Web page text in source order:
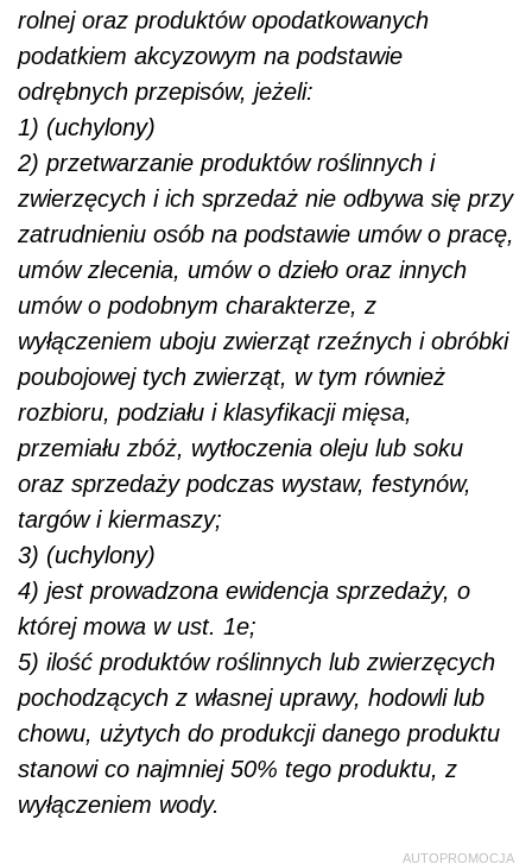
rolnej oraz produktów opodatkowanych
podatkiem akcyzowym na podstawie
odrębnych przepisów, jeżeli:
1) (uchylony)
2) przetwarzanie produktów roślinnych i
zwierzęcych i ich sprzedaż nie odbywa się przy
zatrudnieniu osób na podstawie umów o pracę,
umów zlecenia, umów o dzieło oraz innych
umów o podobnym charakterze, z
wyłączeniem uboju zwierząt rzeźnych i obróbki
poubojowej tych zwierząt, w tym również
rozbioru, podziału i klasyfikacji mięsa,
przemiału zbóż, wytłoczenia oleju lub soku
oraz sprzedaży podczas wystaw, festynów,
targów i kiermaszy;
3) (uchylony)
4) jest prowadzona ewidencja sprzedaży, o
której mowa w ust. 1e;
5) ilość produktów roślinnych lub zwierzęcych
pochodzących z własnej uprawy, hodowli lub
chowu, użytych do produkcji danego produktu
stanowi co najmniej 50% tego produktu, z
wyłączeniem wody.
AUTOPROMOCJA